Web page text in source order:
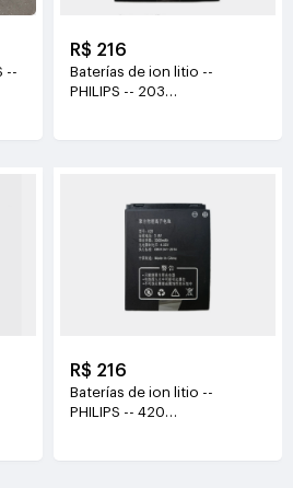
R$ 216
Baterías de ion litio --
PHILIPS -- 203
R$ 216
Baterías de ion litio --
PHILIPS -- 420